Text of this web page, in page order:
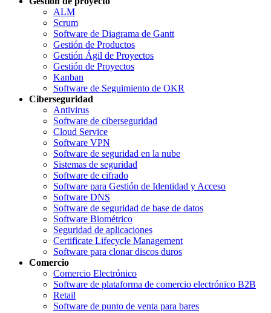
ALM
Scrum
Software de Diagrama de Gantt
Gestión de Productos
Gestión Ágil de Proyectos
Gestión de Proyectos
Kanban
Software de Seguimiento de OKR
Ciberseguridad
Antivirus
Software de ciberseguridad
Cloud Service
Software VPN
Software de seguridad en la nube
Sistemas de seguridad
Software de cifrado
Software para Gestión de Identidad y Acceso
Software DNS
Software de seguridad de base de datos
Software Biométrico
Seguridad de aplicaciones
Certificate Lifecycle Management
Software para clonar discos duros
Comercio
Comercio Electrónico
Software de plataforma de comercio electrónico B2B
Retail
Software de punto de venta para bares